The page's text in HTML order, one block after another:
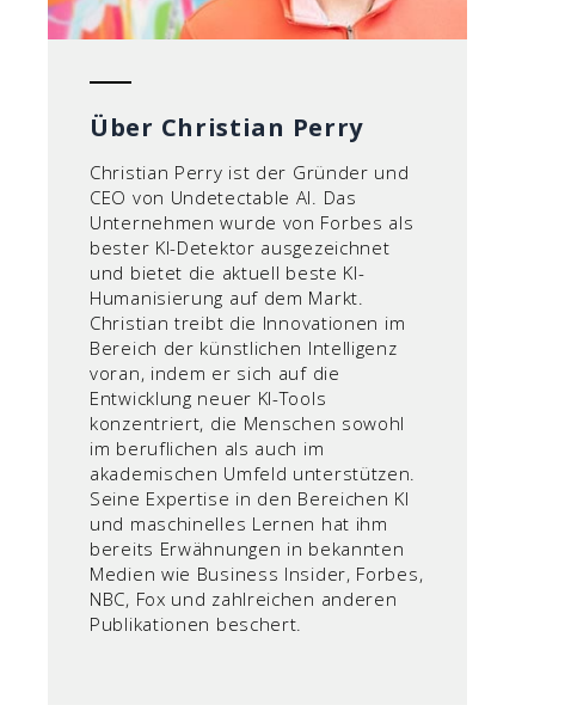
Über Christian Perry
Christian Perry ist der Gründer und
CEO von Undetectable AI. Das
Unternehmen wurde von Forbes als
bester KI-Detektor ausgezeichnet
und bietet die aktuell beste KI-
Humanisierung auf dem Markt.
Christian treibt die Innovationen im
Bereich der künstlichen Intelligenz
voran, indem er sich auf die
Entwicklung neuer KI-Tools
konzentriert, die Menschen sowohl
im beruflichen als auch im
akademischen Umfeld unterstützen.
Seine Expertise in den Bereichen KI
und maschinelles Lernen hat ihm
bereits Erwähnungen in bekannten
Medien wie Business Insider, Forbes,
NBC, Fox und zahlreichen anderen
Publikationen beschert.